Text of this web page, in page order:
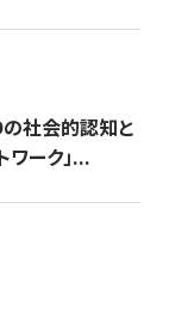
社会的認知と
ーク」...